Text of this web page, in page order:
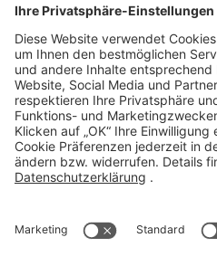
Telefon 06101 603-0
Fax 06101 603-259
info@stada.de
Kontakt
Compliance Reporting Portal ⧉
FOLGEN SIE UNS